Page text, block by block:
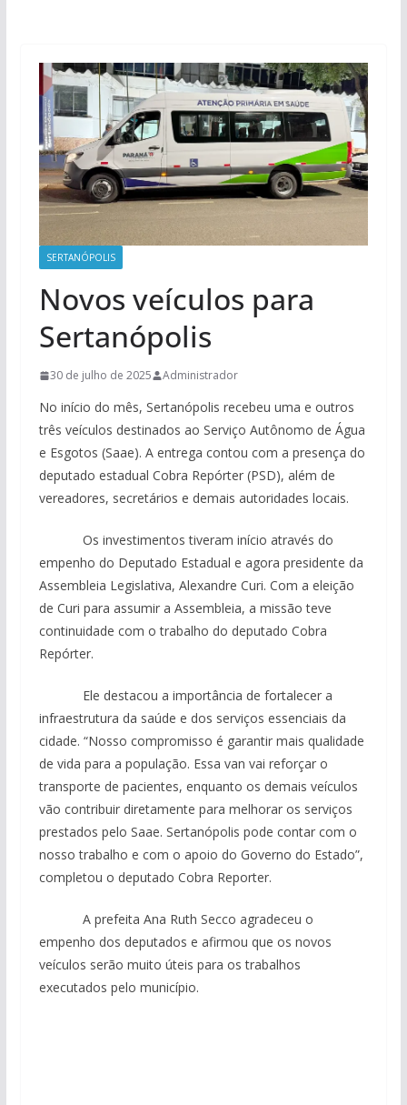
SERTANÓPOLIS
Novos veículos para
Sertanópolis
30 de julho de 2025 Administrador
No início do mês, Sertanópolis recebeu uma e outros
três veículos destinados ao Serviço Autônomo de Água
e Esgotos (Saae). A entrega contou com a presença do
deputado estadual Cobra Repórter (PSD), além de
vereadores, secretários e demais autoridades locais.
Os investimentos tiveram início através do
empenho do Deputado Estadual e agora presidente da
Assembleia Legislativa, Alexandre Curi. Com a eleição
de Curi para assumir a Assembleia, a missão teve
continuidade com o trabalho do deputado Cobra
Repórter.
Ele destacou a importância de fortalecer a
infraestrutura da saúde e dos serviços essenciais da
cidade. “Nosso compromisso é garantir mais qualidade
de vida para a população. Essa van vai reforçar o
transporte de pacientes, enquanto os demais veículos
vão contribuir diretamente para melhorar os serviços
prestados pelo Saae. Sertanópolis pode contar com o
nosso trabalho e com o apoio do Governo do Estado”,
completou o deputado Cobra Reporter.
A prefeita Ana Ruth Secco agradeceu o
empenho dos deputados e afirmou que os novos
veículos serão muito úteis para os trabalhos
executados pelo município.